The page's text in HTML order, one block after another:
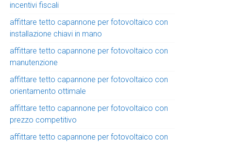
incentivi fiscali
affittare tetto capannone per fotovoltaico con
installazione chiavi in mano
affittare tetto capannone per fotovoltaico con
manutenzione
affittare tetto capannone per fotovoltaico con
orientamento ottimale
affittare tetto capannone per fotovoltaico con
prezzo competitivo
affittare tetto capannone per fotovoltaico con